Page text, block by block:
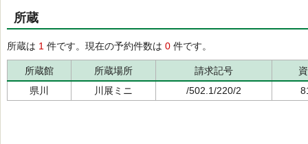
所蔵
所蔵は 1 件です。現在の予約件数は 0 件です。
所蔵館 所蔵場所 請求記号
県川
川展ミニ /502.1/220/2